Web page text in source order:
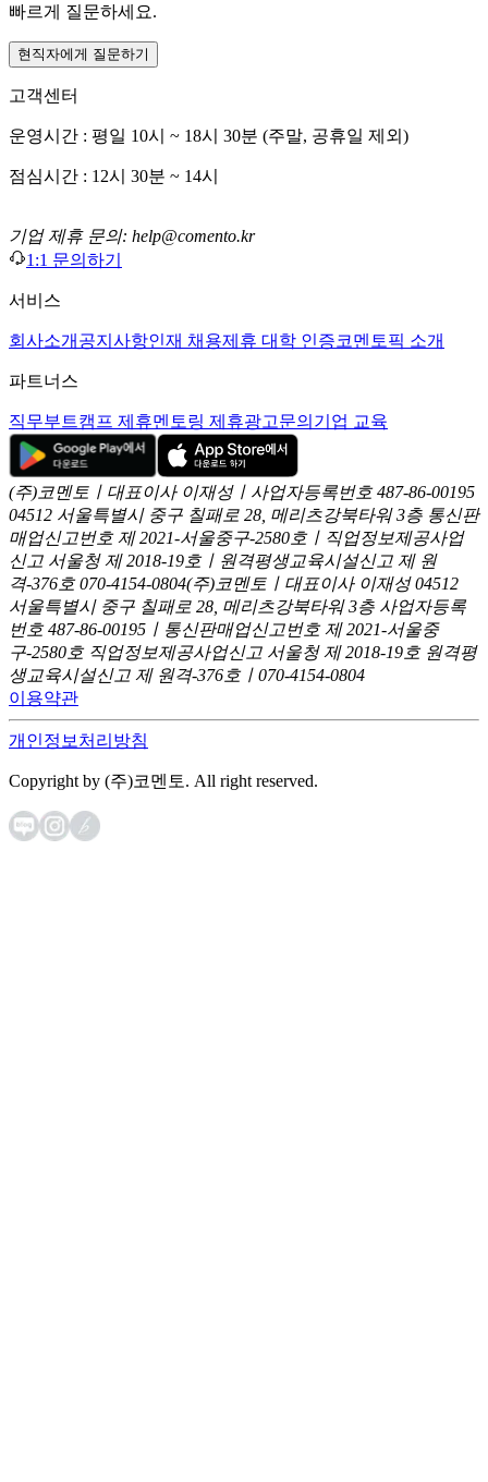
빠르게 질문하세요.
현직자에게 질문하기
고객센터
운영시간 : 평일 10시 ~ 18시 30분 (주말, 공휴일 제외)
점심시간 : 12시 30분 ~ 14시
기업 제휴 문의: help@comento.kr
1:1 문의하기
서비스
회사소개 공지사항인재 채용제휴 대학 인증코멘토픽 소개
파트너스
직무부트캠프 제휴멘토링 제휴광고문의 기업 교육
(주)코멘토ㅣ대표이사 이재성ㅣ사업자등록번호 487-86-00195
04512 서울특별시 중구 칠패로 28, 메리츠강북타워 3층 통신판
매업신고번호 제 2021-서울중구-2580호ㅣ직업정보제공사업
신고 서울청 제 2018-19호ㅣ원격평생교육시설신고 제 원
격-376호 070-4154-0804(주)코멘토ㅣ대표이사 이재성 04512
서울특별시 중구 칠패로 28, 메리츠강북타워 3층 사업자등록
번호 487-86-00195ㅣ통신판매업신고번호 제 2021-서울중
구-2580호 직업정보제공사업신고 서울청 제 2018-19호 원격평
생교육시설신고 제 원격-376호ㅣ070-4154-0804
이용약관
개인정보처리방침
Copyright by (주)코멘토. All right reserved.